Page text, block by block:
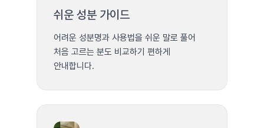
쉬운 성분 가이드
어려운 성분명과 사용법을 쉬운 말로 풀어
처음 고르는 분도 비교하기 편하게
안내합니다.